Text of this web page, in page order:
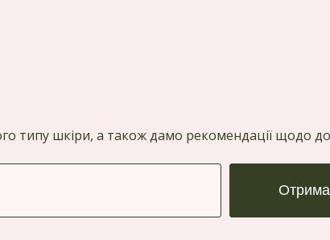
типу шкіри, а також дамо рекомендації щодо